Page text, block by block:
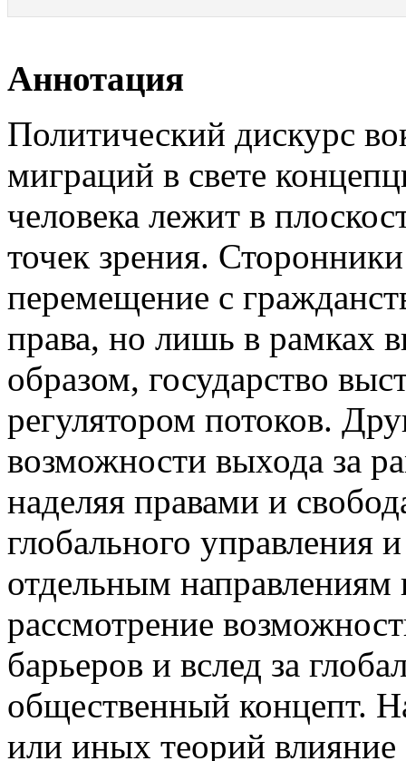
Аннотация
Политический дискурс
миграций в свете
человека лежит в
точек зрения.
перемещение с
права, но лишь в рамках
образом, государство
регулятором потоков.
возможности выхода за
наделяя правами и
глобального управления
отдельным
рассмотрение
барьеров и вслед за
общественный концепт.
или иных теорий